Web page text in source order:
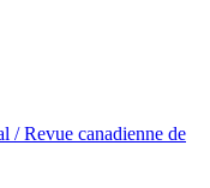
/ Revue canadienne de